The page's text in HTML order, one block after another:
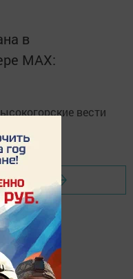
в
MАХ:
вести